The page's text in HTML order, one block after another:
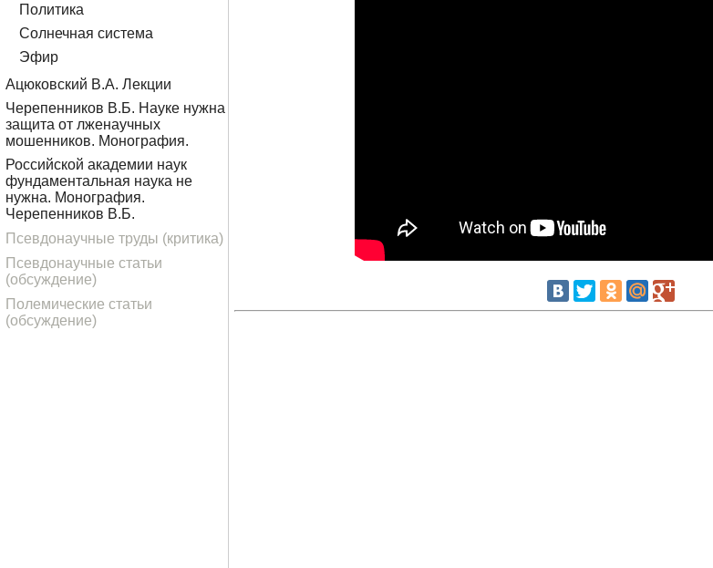
Политика
Солнечная система
Эфир
Ацюковский В.А. Лекции
Черепенников В.Б. Науке нужна
защита от лженаучных
мошенников. Монография.
Российской академии наук
фундаментальная наука не
нужна. Монография.
Черепенников В.Б.
Псевдонаучные труды (критика)
Псевдонаучные статьи
(обсуждение)
Полемические статьи
(обсуждение)